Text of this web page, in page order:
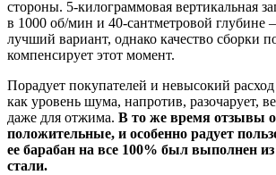
стороны. 5-килограммовая вертикальная
в 1000 об/мин и 40-сантметровой глубине
лучший вариант, однако качество сборки
компенсирует этот момент.
Порадует покупателей и невысокий
как уровень шума, напротив, разочарует,
даже для отжима. В то же время отзывы
положительные, и особенно радует
ее барабан на все 100% был выполнен
стали.